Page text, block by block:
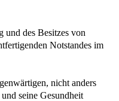
und des Besitzes von
Notstandes im
nicht anders
seine Gesundheit